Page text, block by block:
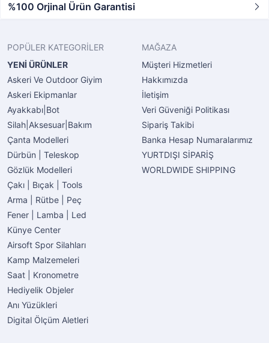
%100 Orjinal Ürün Garantisi
POPÜLER KATEGORİLER
YENİ ÜRÜNLER
Askeri Ve Outdoor Giyim
Askeri Ekipmanlar
Ayakkabı|Bot
Silah|Aksesuar|Bakım
Çanta Modelleri
Dürbün | Teleskop
Gözlük Modelleri
Çakı | Bıçak | Tools
Arma | Rütbe | Peç
Fener | Lamba | Led
Künye Center
Airsoft Spor Silahları
Kamp Malzemeleri
Saat | Kronometre
Hediyelik Objeler
Anı Yüzükleri
Digital Ölçüm Aletleri
MAĞAZA
Müşteri Hizmetleri
Hakkımızda
İletişim
Veri Güveniği Politikası
Sipariş Takibi
Banka Hesap Numaralarımız
YURTDIŞI SİPARİŞ
WORLDWIDE SHIPPING